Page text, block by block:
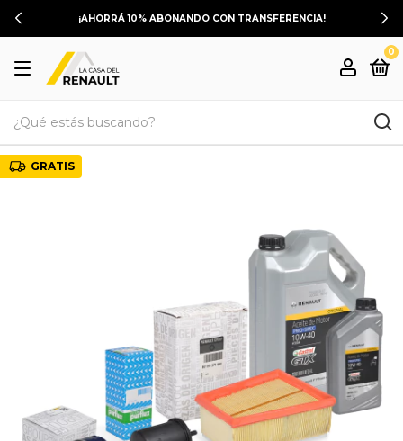
¡AHORRÁ 10% ABONANDO CON TRANSFERENCIA!
0
GRATIS